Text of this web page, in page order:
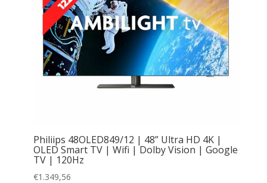
Philiips 48OLED849/12 | 48” Ultra HD 4K |
OLED Smart TV | Wifi | Dolby Vision | Google
TV | 120Hz
€1.349,56